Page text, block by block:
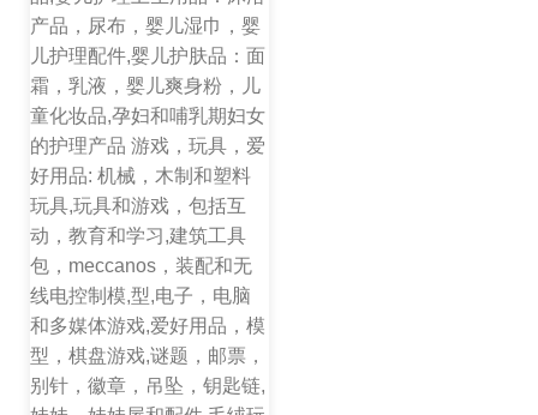
产品，尿布，婴儿湿巾，婴
儿护理配件,婴儿护肤品：面
霜，乳液，婴儿爽身粉，儿
童化妆品,孕妇和哺乳期妇女
的护理产品 游戏，玩具，爱
好用品: 机械，木制和塑料
玩具,玩具和游戏，包括互
动，教育和学习,建筑工具
包，meccanos，装配和无
线电控制模,型,电子，电脑
和多媒体游戏,爱好用品，模
型，棋盘游戏,谜题，邮票，
别针，徽章，吊坠，钥匙链,